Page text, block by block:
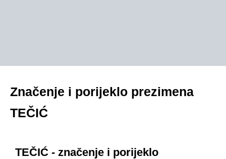
Značenje i porijeklo prezimena
TEČIĆ
TEČIĆ - značenje i porijeklo